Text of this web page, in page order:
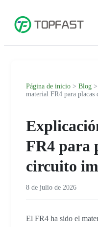
Página de inicio > Blog >
material FR4 para
FR4 para
circuito
8 de julio de 2026
El FR4 ha sido el